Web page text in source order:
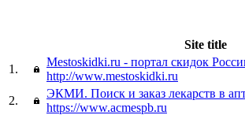
Site title
1.
Mestoskidki.ru - портал скидок
http://www.mestoskidki.ru
2.
ЭКМИ. Поиск и заказ лекарств в
https://www.acmespb.ru